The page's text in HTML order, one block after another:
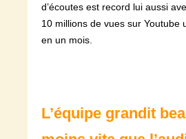
d’écoutes est record lui aussi
10 millions de vues sur Youtube
en un mois.
L’équipe grandit